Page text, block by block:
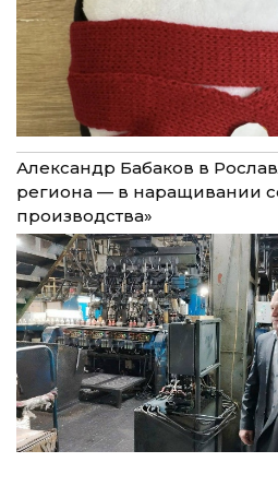
Александр Бабаков в
региона — в наращивании
производства»